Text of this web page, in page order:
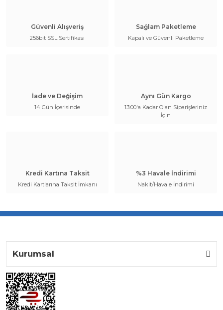
Güvenli Alışveriş
256bit SSL Sertifikası
Sağlam Paketleme
Kapalı ve Güvenli Paketleme
İade ve Değişim
14 Gün İçerisinde
Aynı Gün Kargo
13:00'a Kadar Olan Siparişleriniz
İçin
Kredi Kartına Taksit
Kredi Kartlarına Taksit İmkanı
%3 Havale İndirimi
Nakit/Havale İndirimi
Kurumsal